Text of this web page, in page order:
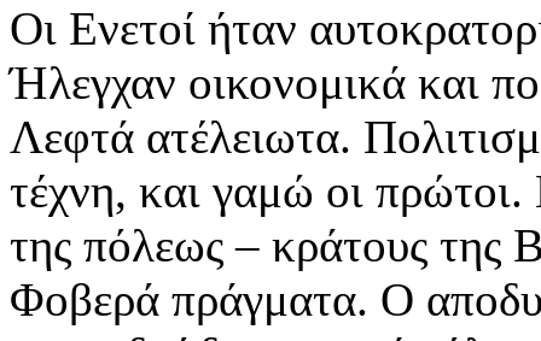
Οι Ενετοί ήταν
Ήλεγχαν οικονομικά και
Λεφτά ατέλειωτα.
τέχνη, και γαμώ οι
της πόλεως – κράτους της
Φοβερά πράγματα. Ο